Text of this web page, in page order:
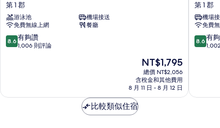
明
市
海
灣
飯
第 1 郡
游泳池
機場接送
免費無線上網
餐廳
8.6
分，
夠
8.6 有夠讚
1,006 則評論
現
在
價
格
為
NT$1,795
總價 NT$2,056
含稅金和其他費用
8 月 11 日 - 8 月 12 日
心
大
飯
店
第
第 1 郡
機場
免費
8.6
分，
夠
8.6 有
比較類似住宿